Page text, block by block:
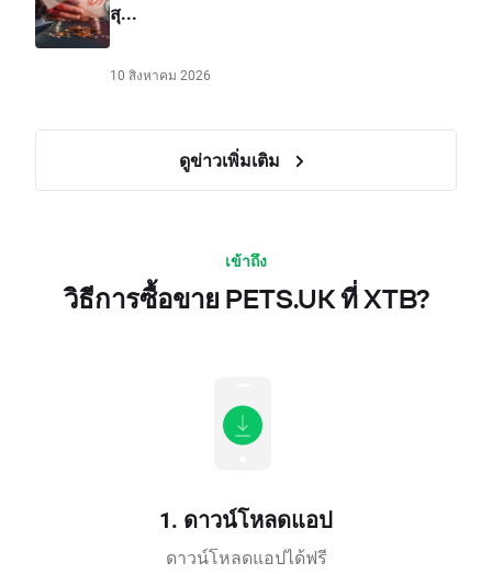
สุ...
10 สิงหาคม 2026
ดูข่าวเพิ่มเติม
เข้าถึง
วิธีการซื้อขาย PETS.UK ที่ XTB?
1. ดาวน์โหลดแอป
ดาวน์โหลดแอปได้ฟรี